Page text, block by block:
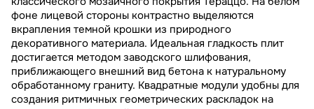
фоне лицевой стороны контрастно выделяются
вкрапления темной крошки из природного
декоративного материала. Идеальная гладкость плит
достигается методом заводского шлифования,
приближающего внешний вид бетона к натуральному
обработанному граниту. Квадратные модули удобны для
создания ритмичных геометрических раскладок на